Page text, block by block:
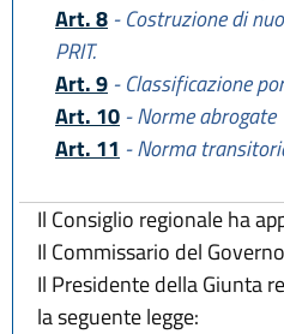
Art. 8 - Costruzione di
PRIT.
Art. 9 - Classificazione
Art. 10 - Norme abrogate
Art. 11 - Norma
Il Consiglio regionale ha
Il Commissario del
Il Presidente della Giunta
la seguente legge: